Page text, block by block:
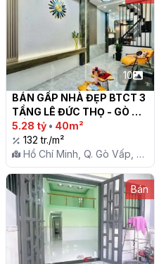
10
BÁN GẤP NHÀ ĐẸP BTCT 3
TẦNG LÊ ĐỨC THỌ - GÒ
VẤP, CÁCH VÀI BƯỚC
CHÂN RA ĐƯỜNG XE TẢI
THÔNG TỨ PHÍA.
5.28 tỷ • 40m²
132 tr./m²
Hồ Chí Minh, Q. Gò Vấp, P.
16
Bán